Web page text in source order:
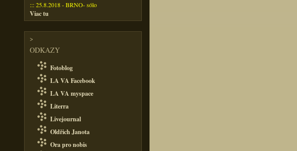
::: 25.8.2018 - BRNO- sólo
Viac tu
>
ODKAZY
Fotoblog
LA VA Facebook
LA VA myspace
Literra
Livejournal
Oldřich Janota
Ora pro nobis